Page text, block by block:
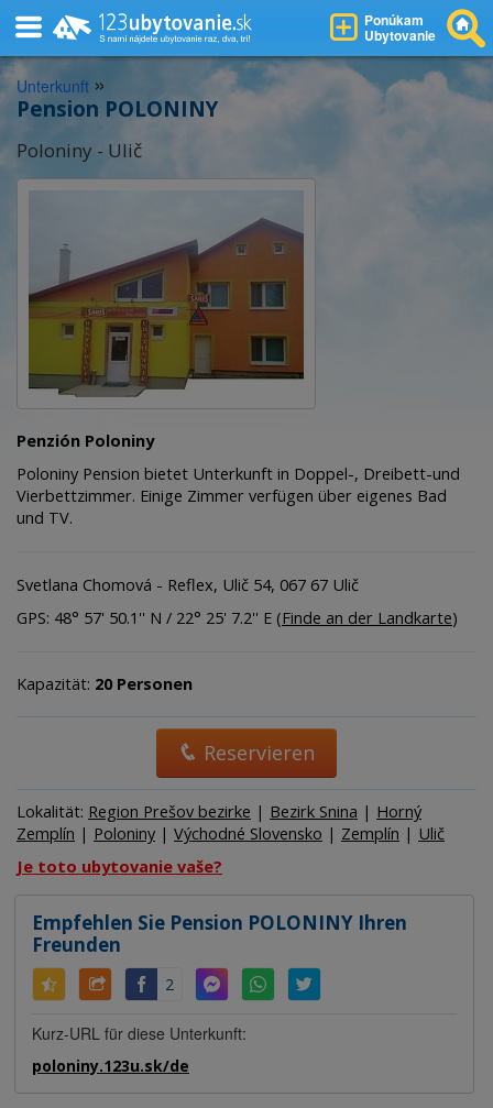
Ponúkam
Ubytovanie
Unterkunft »
Pension POLONINY
Poloniny - Ulič
Penzión Poloniny
Poloniny Pension bietet Unterkunft in Doppel-, Dreibett-und
Vierbettzimmer. Einige Zimmer verfügen über eigenes Bad
und TV.
Svetlana Chomová - Reflex, Ulič 54, 067 67 Ulič
GPS: 48° 57' 50.1'' N / 22° 25' 7.2'' E (Finde an der Landkarte)
Kapazität: 20 Personen
Reservieren
Lokalität: Region Prešov bezirke | Bezirk Snina | Horný
Zemplín | Poloniny | Východné Slovensko | Zemplín | Ulič
Je toto ubytovanie vaše?
Empfehlen Sie Pension POLONINY Ihren
Freunden
2
Kurz-URL für diese Unterkunft:
poloniny.123u.sk/de